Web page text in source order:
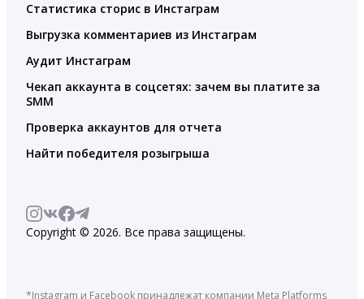
Статистика сторис в Инстаграм
Выгрузка комментариев из Инстаграм
Аудит Инстаграм
Чекап аккаунта в соцсетях: зачем вы платите за
SMM
Проверка аккаунтов для отчета
Найти победителя розыгрыша
Copyright © 2026. Все права защищены.
*Instagram и Facebook принадлежат компании Meta Platforms